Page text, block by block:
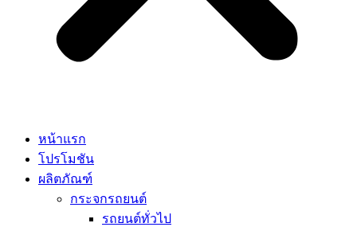
หน้าแรก
โปรโมชัน
ผลิตภัณฑ์
กระจกรถยนต์
รถยนต์ทั่วไป